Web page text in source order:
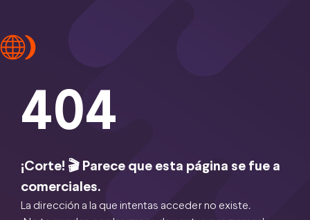
404
¡Corte! 🎬 Parece que esta página se fue a
comerciales.
La dirección a la que intentas acceder no existe.